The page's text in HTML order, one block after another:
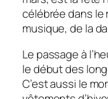
célébrée dans le
musique, de la
Le passage à
le début des
C’est aussi le